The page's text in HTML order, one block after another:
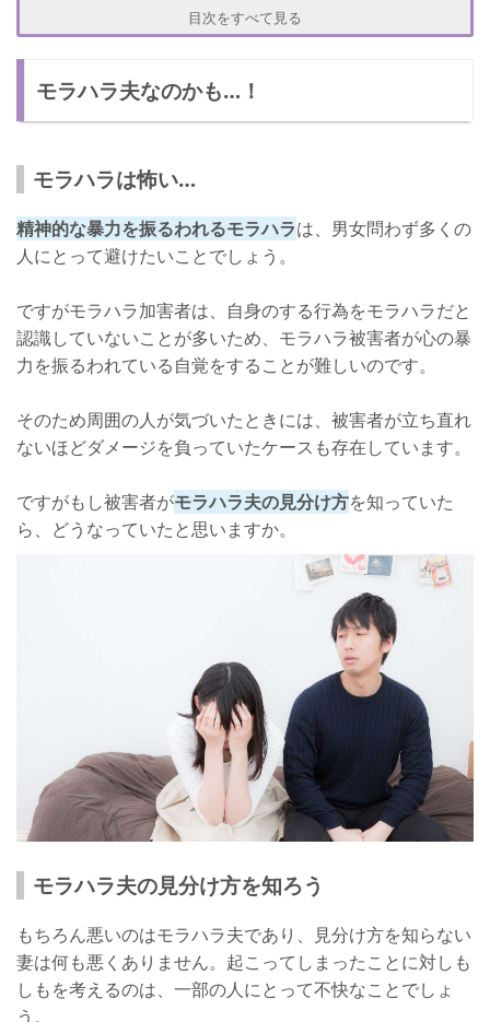
目次をすべて見る
モラハラ夫なのかも…！
モラハラは怖い…
精神的な暴力を振るわれるモラハラは、男女問わず多くの
人にとって避けたいことでしょう。
ですがモラハラ加害者は、自身のする行為をモラハラだと
認識していないことが多いため、モラハラ被害者が心の暴
力を振るわれている自覚をすることが難しいのです。
そのため周囲の人が気づいたときには、被害者が立ち直れ
ないほどダメージを負っていたケースも存在しています。
ですがもし被害者がモラハラ夫の見分け方を知っていた
ら、どうなっていたと思いますか。
モラハラ夫の見分け方を知ろう
もちろん悪いのはモラハラ夫であり、見分け方を知らない
妻は何も悪くありません。起こってしまったことに対しも
しもを考えるのは、一部の人にとって不快なことでしょ
う。